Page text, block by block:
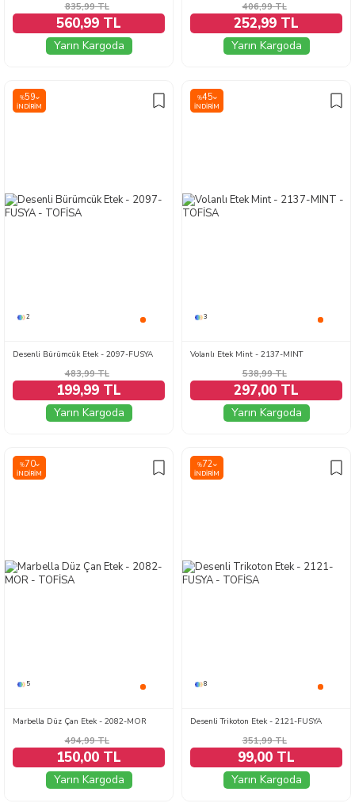
835,99TL
560,99 TL
Yarın Kargoda
406,99TL
252,99 TL
Yarın Kargoda
%59
İNDIRIM
2
Desenli Bürümcük Etek - 2097-FUSYA
483,99TL
199,99 TL
Yarın Kargoda
%45
İNDIRIM
3
Volanlı Etek Mint - 2137-MINT
538,99TL
297,00 TL
Yarın Kargoda
%70
İNDIRIM
5
Marbella Düz Çan Etek - 2082-MOR
494,99TL
150,00 TL
Yarın Kargoda
%72
İNDIRIM
8
Desenli Trikoton Etek - 2121-FUSYA
351,99TL
99,00 TL
Yarın Kargoda